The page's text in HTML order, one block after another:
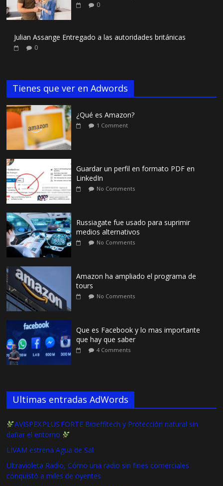
0
Julian Assange Entregado a las autoridades británicas
0
Tienes que ver en Adwords
¿Qué es Amazon?
1 Comment
Guardar un perfil en formato PDF en
LinkedIn
No Comments
Russiagate fue usado para suprimir
medios alternativos
No Comments
Amazon ha ampliado el programa de
tours
No Comments
Que es Facebook y lo mas importante
que hay que saber
4 Comments
Ultimas entradas AdWords
AVISPEX PLUS FORTE Bioeffitech y Protección natural sin
dañar el entorno
LIVAM estrena Agua de Sal
Ultravioleta Radio, Cómo una radio sin fines comerciales
conquistó a miles de oyentes